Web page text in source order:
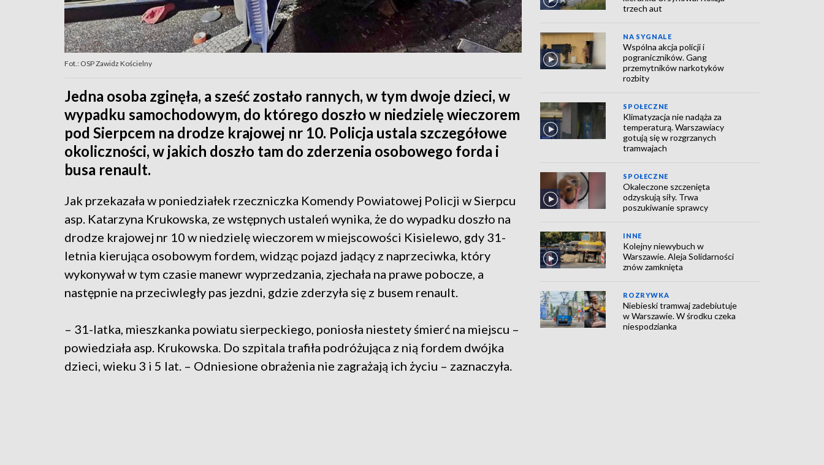
Fot.: OSP Zawidz Kościelny
Jedna osoba zginęła, a sześć zostało rannych, w tym dwoje dzieci, w
wypadku samochodowym, do którego doszło w niedzielę wieczorem
pod Sierpcem na drodze krajowej nr 10. Policja ustala szczegółowe
okoliczności, w jakich doszło tam do zderzenia osobowego forda i
busa renault.
Jak przekazała w poniedziałek rzeczniczka Komendy Powiatowej Policji w Sierpcu
asp. Katarzyna Krukowska, ze wstępnych ustaleń wynika, że do wypadku doszło na
drodze krajowej nr 10 w niedzielę wieczorem w miejscowości Kisielewo, gdy 31-
letnia kierująca osobowym fordem, widząc pojazd jadący z naprzeciwka, który
wykonywał w tym czasie manewr wyprzedzania, zjechała na prawe pobocze, a
następnie na przeciwległy pas jezdni, gdzie zderzyła się z busem renault.
– 31-latka, mieszkanka powiatu sierpeckiego, poniosła niestety śmierć na miejscu –
powiedziała asp. Krukowska. Do szpitala trafiła podróżująca z nią fordem dwójka
dzieci, wieku 3 i 5 lat. – Odniesione obrażenia nie zagrażają ich życiu – zaznaczyła.
trzech aut
NA SYGNALE
Wspólna akcja policji i
pograniczników. Gang
przemytników narkotyków
rozbity
SPOŁECZNE
Klimatyzacja nie nadąża za
temperaturą. Warszawiacy
gotują się w rozgrzanych
tramwajach
SPOŁECZNE
Okaleczone szczenięta
odzyskują siły. Trwa
poszukiwanie sprawcy
INNE
Kolejny niewybuch w
Warszawie. Aleja Solidarności
znów zamknięta
ROZRYWKA
Niebieski tramwaj zadebiutuje
w Warszawie. W środku czeka
niespodzianka